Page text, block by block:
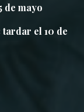
de mayo
tardar el 10 de